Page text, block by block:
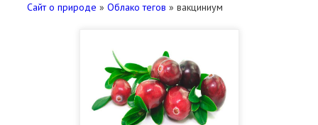
Сайт о природе » Облако тегов » вакциниум